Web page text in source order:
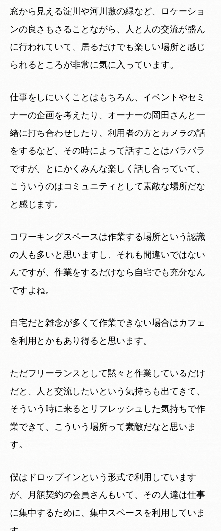
窓から見える淀川や河川敷の緑など、ロケーショ
ンの良さもさることながら、人と人の交流が盛ん
に行われていて、居るだけでも楽しい場所と感じ
られるところが非常に気に入っています。
仕事をしにいくことはもちろん、イベントやセミ
ナーの企画を考えたり、オーナーの岡田さんと一
緒に打ち合わせしたり、利用者の方とカメラの話
をするなど、その時によって話すことはバラバラ
ですが、とにかくみんな楽しく話し合っていて、
こういうのはコミュニティとして素敵な場所だな
と感じます。
コワーキングスペースは作業する場所という認識
の人も多いと思いますし、それも間違いではない
んですが、作業をするだけなら自宅でも充分なん
ですよね。
自宅だと雑念が多くて作業できない場合はカフェ
を利用とかもあり得ると思います。
ただフリーランスとして黙々と作業しているだけ
だと、人と交流したいという気持ちも出てきて、
そういう時に来るとリフレッシュした気持ちで作
業できて、こういう場所って素敵だなと思いま
す。
僕はドロップインという形式で利用しています
が、月額契約の会員さんもいて、その人達は仕事
に集中するために、集中スペースを利用していま